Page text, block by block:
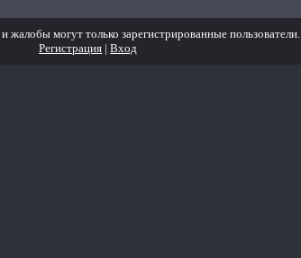
жалобы могут только зарегистрированные пользователи.
Регистрация |Вход